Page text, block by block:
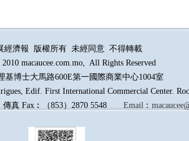
經濟報 版權所有 未經同意 不得轉載
macaucee.com.mo, All Rights Reserved
基博士大馬路600E第一國際商業中心1004室
Edif. First International Commercial Center.
真Fax︰（853）2870 5548 Email︰